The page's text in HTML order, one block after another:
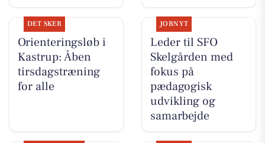
DET SKER
Orienteringsløb i
Kastrup: Åben
tirsdagstræning
for alle
JOBNYT
Leder til SFO
Skelgården med
fokus på
pædagogisk
udvikling og
samarbejde